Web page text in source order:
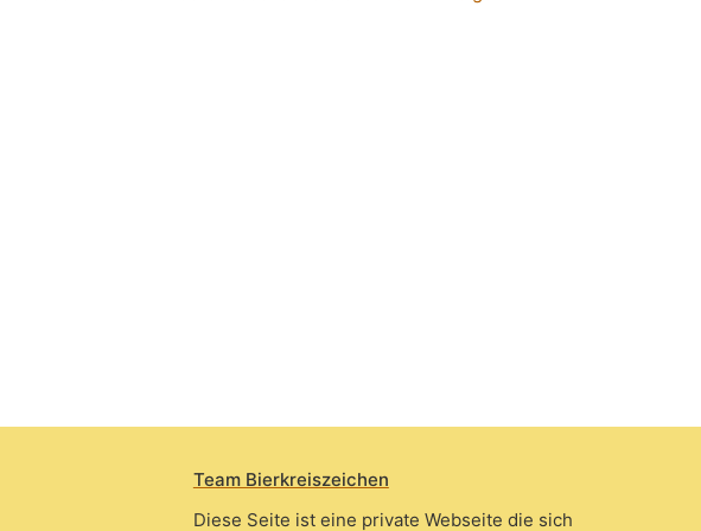
Team Bierkreiszeichen
Diese Seite ist eine private Webseite die sich